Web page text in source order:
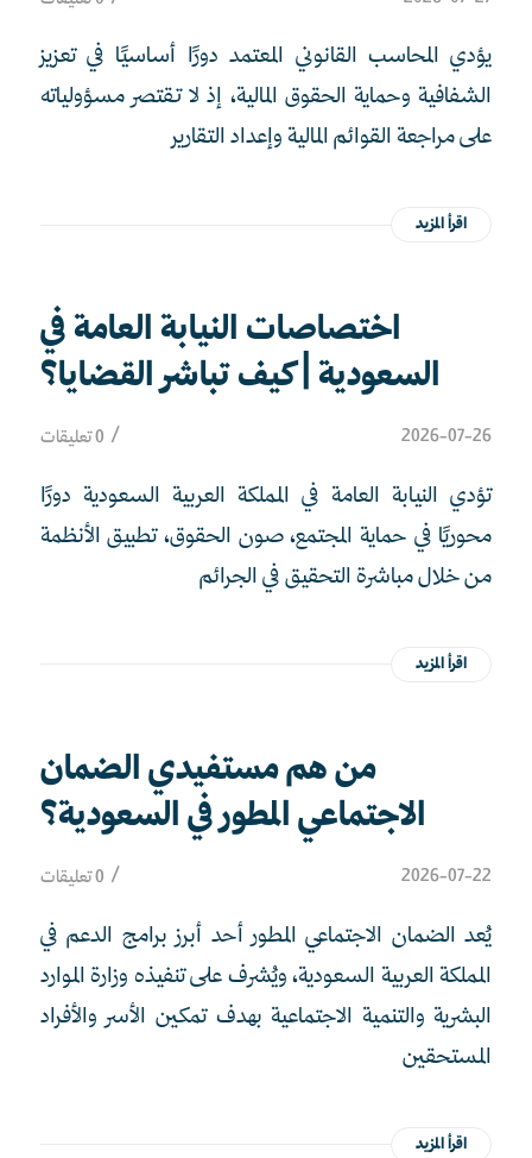
يؤدي المحاسب القانوني المعتمد دورًا أساسيًا في تعزيز
الشفافية وحماية الحقوق المالية، إذ لا تقتصر مسؤولياته
على مراجعة القوائم المالية وإعداد التقارير
اقرأ المزيد
اختصاصات النيابة العامة في
السعودية | كيف تباشر القضايا؟
2026-07-26
/ 0 تعليقات
تؤدي النيابة العامة في المملكة العربية السعودية دورًا
محوريًا في حماية المجتمع، صون الحقوق، تطبيق الأنظمة
من خلال مباشرة التحقيق في الجرائم
اقرأ المزيد
من هم مستفيدي الضمان
الاجتماعي المطور في السعودية؟
2026-07-22
/ 0 تعليقات
يُعد الضمان الاجتماعي المطور أحد أبرز برامج الدعم في
المملكة العربية السعودية، ويُشرف على تنفيذه وزارة الموارد
البشرية والتنمية الاجتماعية بهدف تمكين الأسر والأفراد
المستحقين
اقرأ المزيد